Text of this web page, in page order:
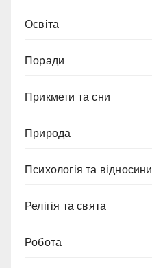
Освіта
Поради
Прикмети та сни
Природа
Психологія та відносини
Релігія та свята
Робота